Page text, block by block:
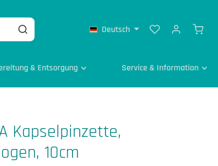
Deutsch
& Entsorgung Service & Information
Kapselpinzette,
10cm